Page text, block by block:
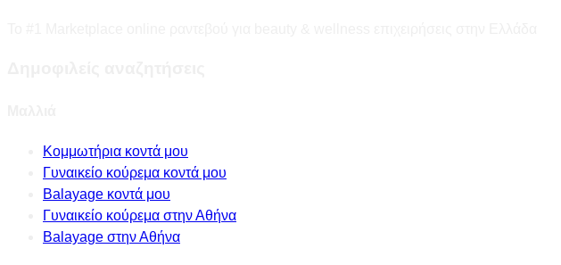
Κομμωτήρια κοντά μου
Γυναικείο κούρεμα κοντά μου
Balayage κοντά μου
Γυναικείο κούρεμα στην Αθήνα
Balayage στην Αθήνα